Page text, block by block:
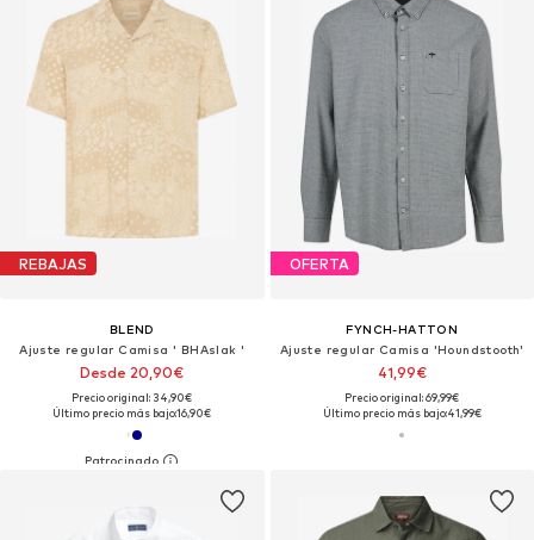
REBAJAS
BLEND
Ajuste regular Camisa ' BHAslak '
Desde 20,90€
Precio original: 34,90€
Último precio más bajo:16,90€
OFERTA
FYNCH-HATTON
Ajuste regular Camisa 'Houndstooth'
41,99€
Precio original: 69,99€
Último precio más bajo:41,99€